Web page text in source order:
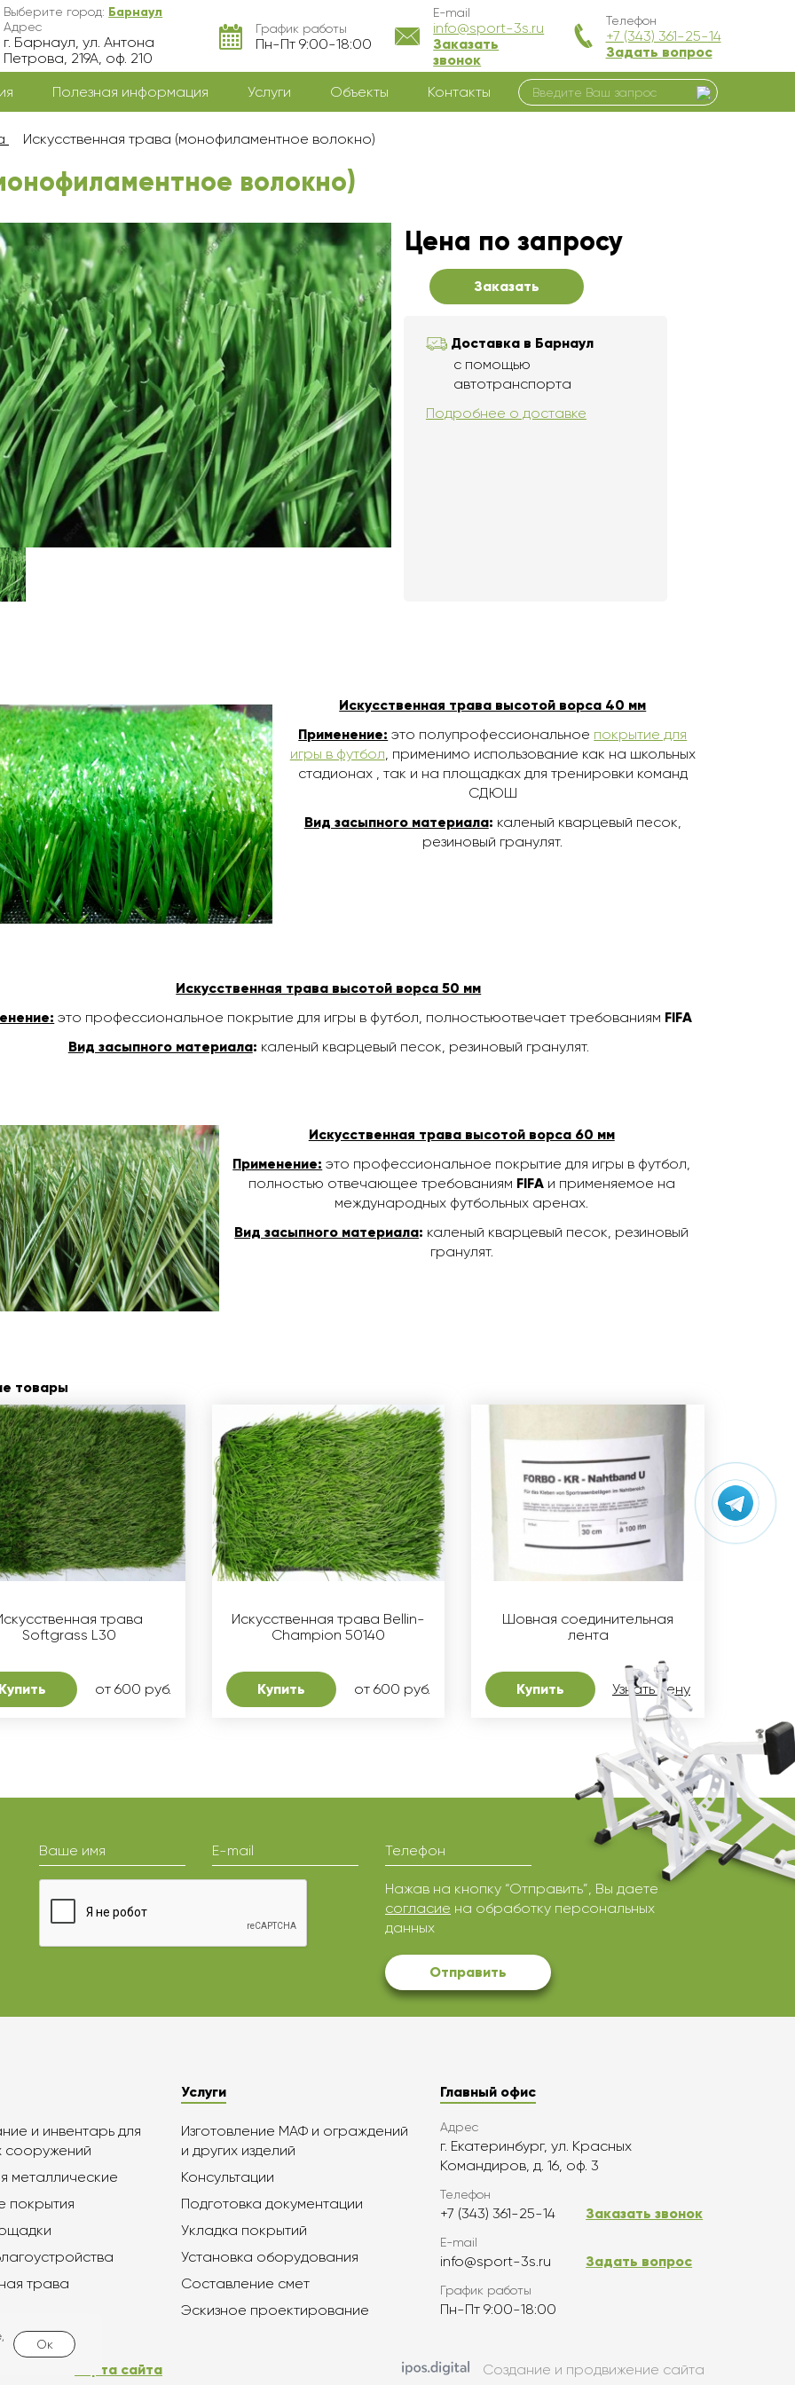
Выберите город: Барнаул
Адрес
г. Барнаул, ул. Антона
Петрова, 219А, оф. 210
График работы
Пн-Пт 9:00-18:00
E-mail
info@sport-3s.ru
Заказать
звонок
Телефон
+7 (343) 361-25-14
Задать вопрос
Полезная информация Услуги Объекты Контакты
Искусственная трава (монофиламентное волокно)
волокно)
Цена по запросу
Заказать
Доставка в Барнаул
с помощью
автотранспорта
Подробнее о доставке
Искусственная трава высотой ворса 40 мм
Применение: это полупрофессиональное покрытие для
игры в футбол , применимо использование как на школьных
стадионах , так и на площадках для тренировки команд
СДЮШ
Вид засыпного материала: каленый кварцевый песок,
резиновый гранулят.
Искусственная трава высотой ворса 50 мм
это профессиональное покрытие для игры в футбол, полностьюотвечает требованиям FIFA
Вид засыпного материала: каленый кварцевый песок, резиновый гранулят.
Искусственная трава высотой ворса 60 мм
Применение: это профессиональное покрытие для игры в футбол,
полностью отвечающее требованиям FIFAи применяемое на
международных футбольных аренах.
Вид засыпного материала: каленый кварцевый песок, резиновый
гранулят.
товары
трава
Softgrass L30
от 600 руб.
Искусственная трава Bellin-
Champion 50140
Купить от 600 руб.
Шовная соединительная
лента
Купить Узнать цену
Ваше имя E-mail Телефон
Нажав на кнопку “Отправить”, Вы даете
согласие на обработку персональных
данных
Отправить
и инвентарь для
сооружений
металлические
покрытия
трава
Услуги
Изготовление МАФ и ограждений
и других изделий
Консультации
Подготовка документации
Укладка покрытий
Установка оборудования
Составление смет
Эскизное проектирование
Главный офис
Адрес
г. Екатеринбург, ул. Красных
Командиров, д. 16, оф. 3
Телефон
+7 (343) 361-25-14 Заказать звонок
E-mail
info@sport-3s.ru Задать вопрос
График работы
Пн-Пт 9:00-18:00
Карта сайта Создание и продвижение сайта
Ок